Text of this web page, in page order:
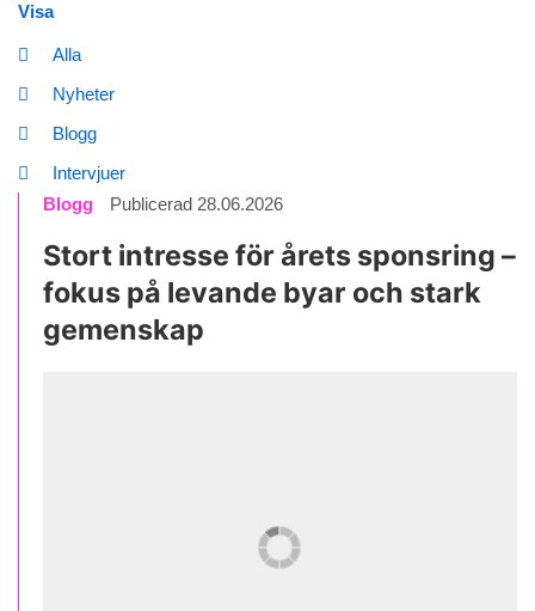
Visa
Alla
Nyheter
Blogg
Intervjuer
Blogg Publicerad 28.06.2026
Stort intresse för årets sponsring –
fokus på levande byar och stark
gemenskap